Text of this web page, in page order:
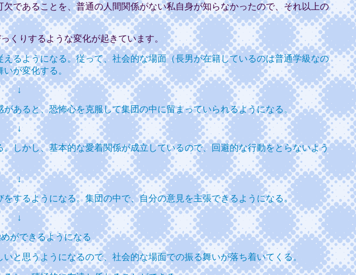
であることを、普通の人間関係がない私自身が知らなかったので、それ以上の
くりするような変化が起きています。
るようになる。従って、社会的な場面（長男が在籍しているのは普通学級なの
が変化する。
↓
あると、恐怖心を克服して集団の中に留まっていられるようになる。
↓
しかし、基本的な愛着関係が成立しているので、回避的な行動をとらないよう
↓
するようになる。集団の中で、自分の意見を主張できるようになる。
↓
ができるようになる
と思うようになるので、社会的な場面での振る舞いが落ち着いてくる。